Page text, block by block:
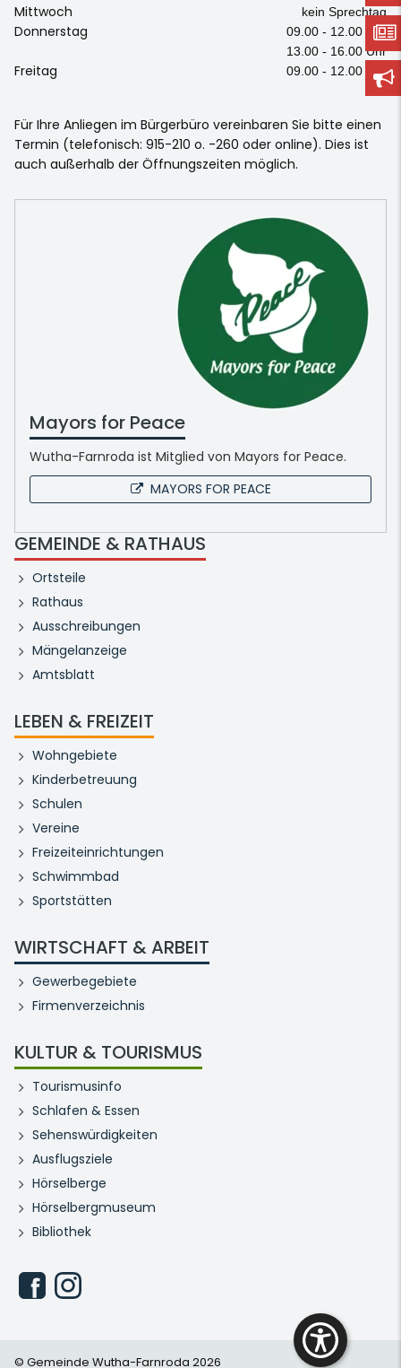
Mittwoch kein Sprechtag
Donnerstag
09.00 - 12.00 Uhr
13.00 - 16.00 Uhr
Freitag 09.00 - 12.00 Uhr
Für Ihre Anliegen im Bürgerbüro vereinbaren Sie bitte einen
Termin (telefonisch: 915-210 o. -260 oder online). Dies ist
auch außerhalb der Öffnungszeiten möglich.
Mayors for Peace
Wutha-Farnroda ist Mitglied von Mayors for Peace.
MAYORS FOR PEACE
GEMEINDE & RATHAUS
Ortsteile
Rathaus
Ausschreibungen
Mängelanzeige
Amtsblatt
LEBEN & FREIZEIT
Wohngebiete
Kinderbetreuung
Schulen
Vereine
Freizeiteinrichtungen
Schwimmbad
Sportstätten
WIRTSCHAFT & ARBEIT
Gewerbegebiete
Firmenverzeichnis
KULTUR & TOURISMUS
Tourismusinfo
Schlafen & Essen
Sehenswürdigkeiten
Ausflugsziele
Hörselberge
Hörselbergmuseum
Bibliothek
© Gemeinde Wutha-Farnroda 2026